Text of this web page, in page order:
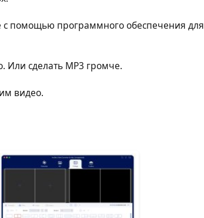
помощью программного обеспечения для
Или сделать MP3 громче.
видео.